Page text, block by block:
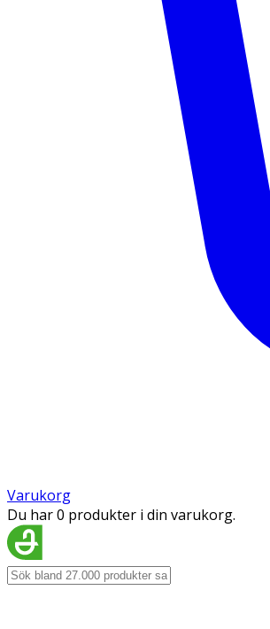
Varukorg
Du har 0 produkter i din varukorg.